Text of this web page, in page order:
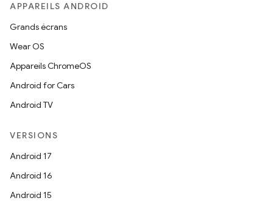
APPAREILS ANDROID
Grands écrans
Wear OS
Appareils ChromeOS
Android for Cars
Android TV
VERSIONS
Android 17
Android 16
Android 15